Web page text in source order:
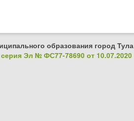
образования город Тула
Эл № ФС77-78690 от 10.07.2020